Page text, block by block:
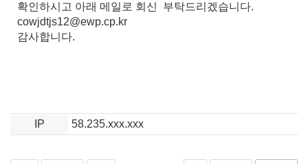
확인하시고 아래 메일로 회신 부탁드리겠습니다.
cowjdtjs12@ewp.cp.kr
감사합니다.
IP 58.235.xxx.xxx